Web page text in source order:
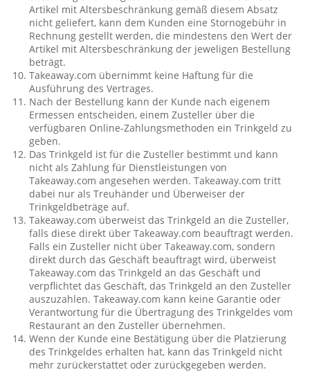
Artikel mit Altersbeschränkung gemäß diesem Absatz
nicht geliefert, kann dem Kunden eine Stornogebühr in
Rechnung gestellt werden, die mindestens den Wert der
Artikel mit Altersbeschränkung der jeweligen Bestellung
beträgt.
Takeaway.com übernimmt keine Haftung für die
Ausführung des Vertrages.
Nach der Bestellung kann der Kunde nach eigenem
Ermessen entscheiden, einem Zusteller über die
verfügbaren Online-Zahlungsmethoden ein Trinkgeld zu
geben.
Das Trinkgeld ist für die Zusteller bestimmt und kann
nicht als Zahlung für Dienstleistungen von
Takeaway.com angesehen werden. Takeaway.com tritt
dabei nur als Treuhänder und Überweiser der
Trinkgeldbeträge auf.
Takeaway.com überweist das Trinkgeld an die Zusteller,
falls diese direkt über Takeaway.com beauftragt werden.
Falls ein Zusteller nicht über Takeaway.com, sondern
direkt durch das Geschäft beauftragt wird, überweist
Takeaway.com das Trinkgeld an das Geschäft und
verpflichtet das Geschäft, das Trinkgeld an den Zusteller
auszuzahlen. Takeaway.com kann keine Garantie oder
Verantwortung für die Übertragung des Trinkgeldes vom
Restaurant an den Zusteller übernehmen.
Wenn der Kunde eine Bestätigung über die Platzierung
des Trinkgeldes erhalten hat, kann das Trinkgeld nicht
mehr zurückerstattet oder zurückgegeben werden.